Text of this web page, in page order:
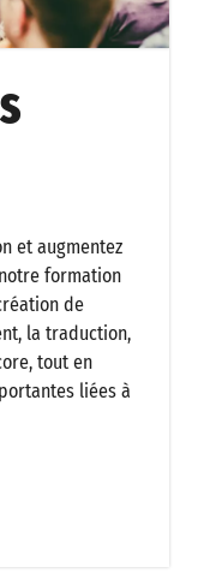
et augmentez
formation
de
la traduction,
tout en
liées à